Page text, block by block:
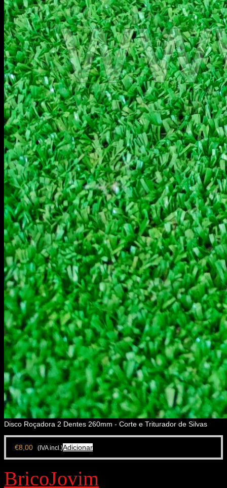
Disco Roçadora 2 Dentes 260mm - Corte e Triturador de Silvas
€8,00 (IVA incl.)Adicionar
BricoJovim